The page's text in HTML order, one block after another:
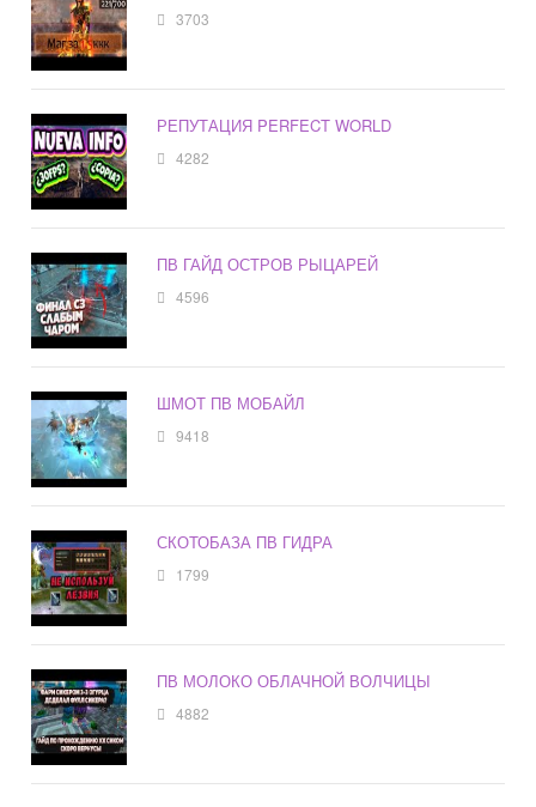
3703
РЕПУТАЦИЯ PERFECT WORLD
4282
ПВ ГАЙД ОСТРОВ РЫЦАРЕЙ
4596
ШМОТ ПВ МОБАЙЛ
9418
СКОТОБАЗА ПВ ГИДРА
1799
ПВ МОЛОКО ОБЛАЧНОЙ ВОЛЧИЦЫ
4882